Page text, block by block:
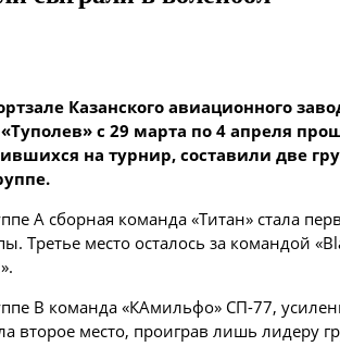
Казанского авиационного
с 29 марта по 4 апреля
на турнир, составили две
А сборная команда «Титан» стала
Третье место осталось за командой
В команда «КАмильфо» СП-77,
второе место, проиграв лишь лидеру